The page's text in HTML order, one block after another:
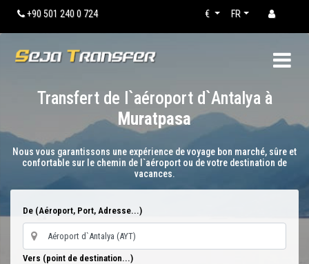
+90 501 240 0 724 FR
€
Transfert de l`aéroport d`Antalya à
Muratpasa
Nous vous garantissons une expérience de voyage bon marché, sûre et
confortable sur le chemin de l`aéroport ou de votre destination de
vacances.
De (Aéroport, Port, Adresse...)
Vers (point de destination...)